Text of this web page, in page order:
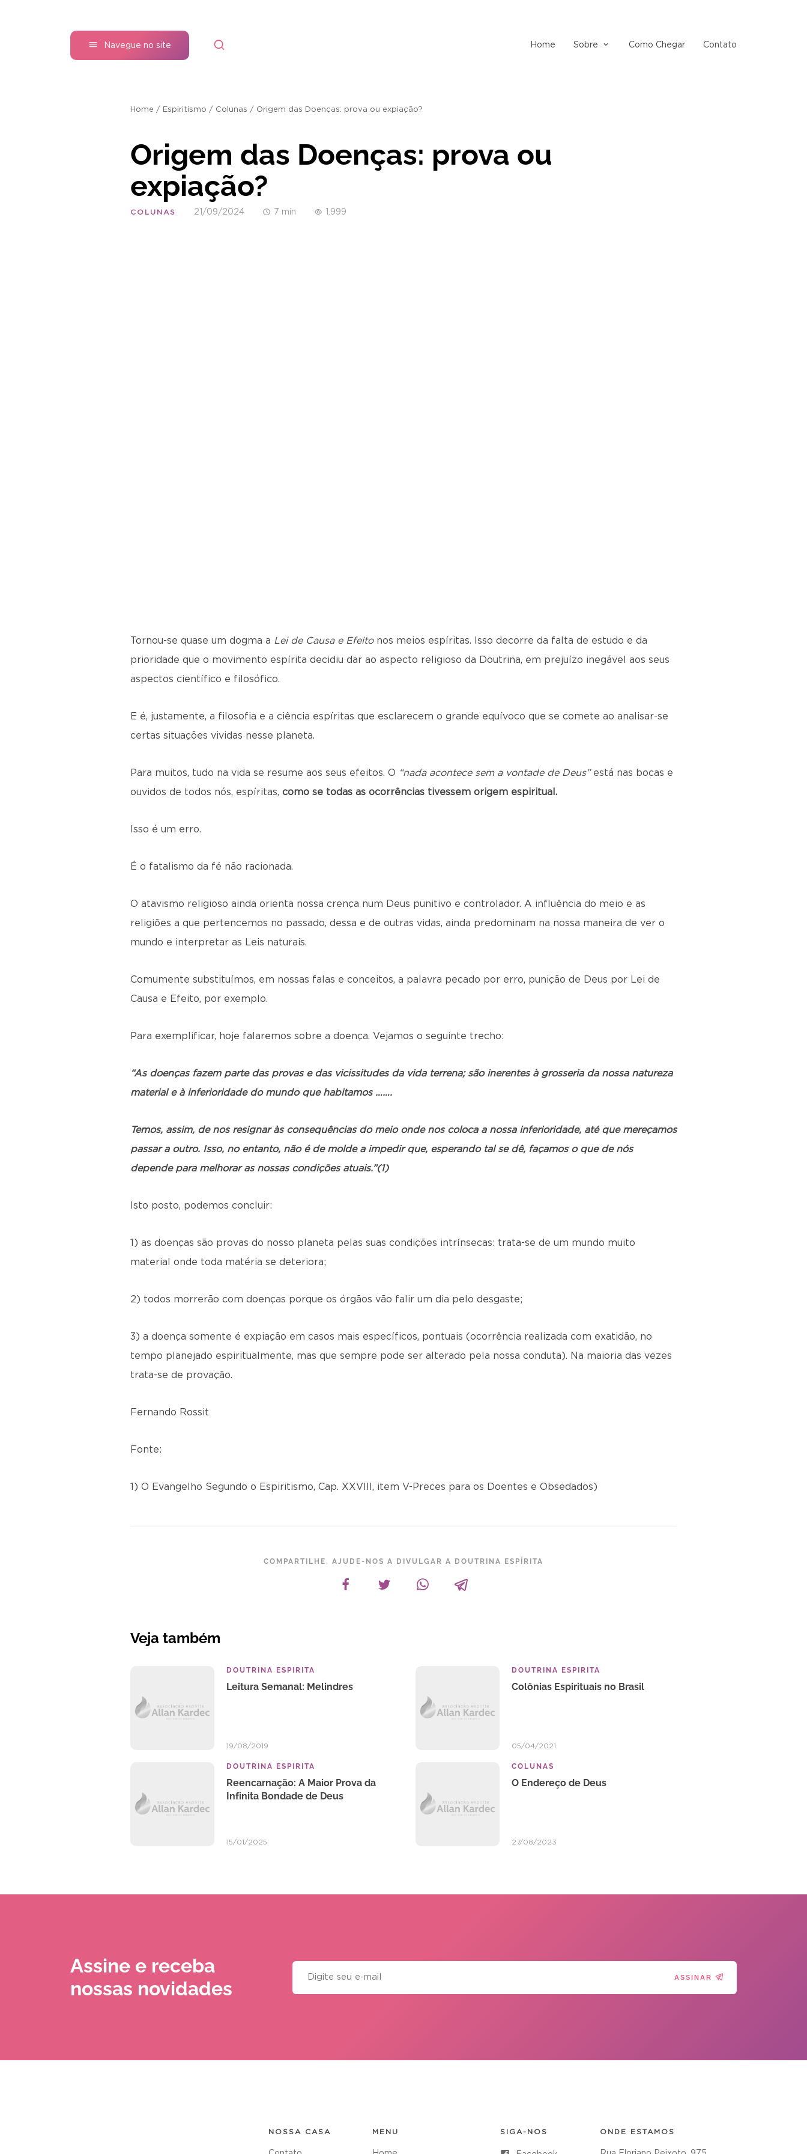
Navegue no site Home Sobre Como Chegar Contato
Home / Espiritismo / Colunas / Origem das Doenças: prova ou expiação?
Origem das Doenças: prova ou
expiação?
COLUNAS 21/09/2024 7 min 1.999
Tornou-se quase um dogma a Lei de Causa e Efeitonos meios espíritas. Isso decorre da falta de estudo e da
prioridade que o movimento espírita decidiu dar ao aspecto religioso da Doutrina, em prejuízo inegável aos seus
aspectos científico e filosófico.
E é, justamente, a filosofia e a ciência espíritas que esclarecem o grande equívoco que se comete ao analisar-se
certas situações vividas nesse planeta.
Para muitos, tudo na vida se resume aos seus efeitos. O “nada acontece sem a vontade de Deus”está nas bocas e
ouvidos de todos nós, espíritas, como se todas as ocorrências tivessem origem espiritual.
Isso é um erro.
É o fatalismo da fé não racionada.
O atavismo religioso ainda orienta nossa crença num Deus punitivo e controlador. A influência do meio e as
religiões a que pertencemos no passado, dessa e de outras vidas, ainda predominam na nossa maneira de ver o
mundo e interpretar as Leis naturais.
Comumente substituímos, em nossas falas e conceitos, a palavra pecado por erro, punição de Deus por Lei de
Causa e Efeito, por exemplo.
Para exemplificar, hoje falaremos sobre a doença. Vejamos o seguinte trecho:
“As doenças fazem parte das provas e das vicissitudes da vida terrena; são inerentes à grosseria da nossa natureza
material e à inferioridade do mundo que habitamos …….
Temos, assim, de nos resignar às consequências do meio onde nos coloca a nossa inferioridade, até que mereçamos
passar a outro. Isso, no entanto, não é de molde a impedir que, esperando tal se dê, façamos o que de nós
depende para melhorar as nossas condições atuais.”(1)
Isto posto, podemos concluir:
1) as doenças são provas do nosso planeta pelas suas condições intrínsecas: trata-se de um mundo muito
material onde toda matéria se deteriora;
2) todos morrerão com doenças porque os órgãos vão falir um dia pelo desgaste;
3) a doença somente é expiação em casos mais específicos, pontuais (ocorrência realizada com exatidão, no
tempo planejado espiritualmente, mas que sempre pode ser alterado pela nossa conduta). Na maioria das vezes
trata-se de provação.
Fernando Rossit
Fonte:
1) O Evangelho Segundo o Espiritismo, Cap. XXVIII, item V-Preces para os Doentes e Obsedados)
COMPARTILHE, AJUDE-NOS A DIVULGAR A DOUTRINA ESPÍRITA
Veja também
DOUTRINA ESPIRITA
Leitura Semanal: Melindres
19/08/2019
DOUTRINA ESPIRITA
Colônias Espirituais no Brasil
05/04/2021
DOUTRINA ESPIRITA
Reencarnação: A Maior Prova da
Infinita Bondade de Deus
15/01/2025
COLUNAS
O Endereço de Deus
27/08/2023
Assine e receba
nossas novidades
ASSINAR
NOSSA CASA MENU SIGA-NOS ONDE ESTAMOS